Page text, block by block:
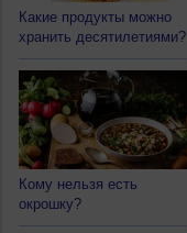
Какие продукты можно
хранить десятилетиями?
Кому нельзя есть
окрошку?